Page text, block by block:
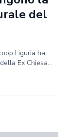
del
Liguria ha
Ex Chiesa...